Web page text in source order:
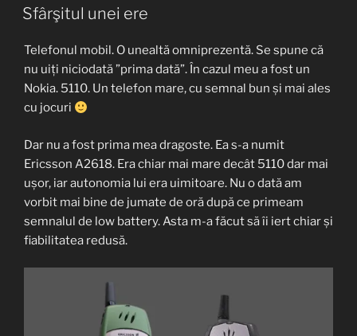
ON
Sfârşitul unei ere
Telefonul mobil. O unealtă omniprezentă. Se spune că
nu uiți niciodată ”prima dată”. În cazul meu a fost un
Nokia. 5110. Un telefon mare, cu semnal bun și mai ales
cu jocuri
Dar nu a fost prima mea dragoste. Ea s-a numit
Ericsson A2618. Era chiar mai mare decât 5110 dar mai
ușor, iar autonomia lui era uimitoare. Nu o dată am
vorbit mai bine de jumate de oră după ce primeam
semnalul de low battery. Asta m-a făcut să îi iert chiar și
fiabilitatea redusă.